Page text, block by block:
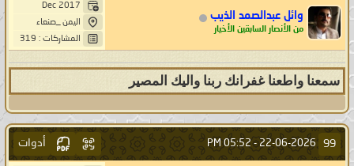
وائل عبدالصمد الذيب
من الأنصار السابقين الأخيار
Dec 2017
اليمن _صنعاء
المشاركات : 319
سمعنا واطعنا غفرانك ربنا واليك المصير
99
22-06-2026 -
05:52 PM أدوات